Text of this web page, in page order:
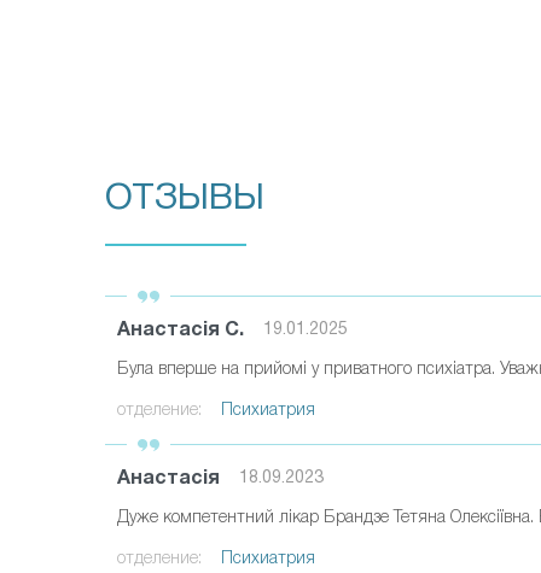
ОТЗЫВЫ
Анастасія С. 19.01.2025
Була вперше на прийомі у приватного психіатра.
отделение: Психиатрия
Анастасія 18.09.2023
Дуже компетентний лікар Брандзе Тетяна
отделение: Психиатрия